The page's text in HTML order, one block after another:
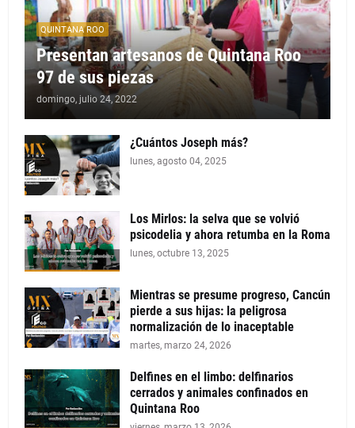
QUINTANA ROO
Presentan artesanos de Quintana Roo
97 de sus piezas
domingo, julio 24, 2022
¿Cuántos Joseph más?
lunes, agosto 04, 2025
Los Mirlos: la selva que se volvió
psicodelia y ahora retumba en la Roma
lunes, octubre 13, 2025
Mientras se presume progreso, Cancún
pierde a sus hijas: la peligrosa
normalización de lo inaceptable
martes, marzo 24, 2026
Delfines en el limbo: delfinarios
cerrados y animales confinados en
Quintana Roo